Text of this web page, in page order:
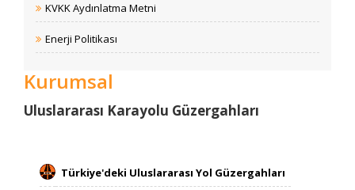
KVKK Aydınlatma Metni
Enerji Politikası
Kurumsal
​​​​Uluslararası Karayolu Güzergahları
Türkiye'deki Uluslararası Yol Güzergahları